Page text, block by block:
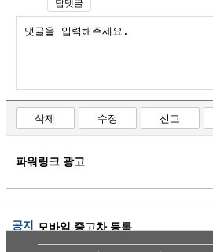
답댓글
삭제 수정 신고
파워링크 광고
공지 모바일 중고차 등록